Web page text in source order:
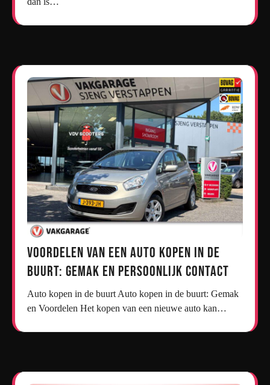
Voordelen van een Auto Kopen in de
Buurt: Gemak en Persoonlijk Contact
Auto kopen in de buurt Auto kopen in de buurt: Gemak
en Voordelen Het kopen van een nieuwe auto kan…